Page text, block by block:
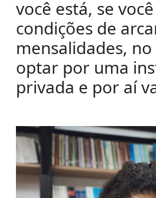
você está, se
condições de
mensalidades, no
optar por uma
privada e por aí